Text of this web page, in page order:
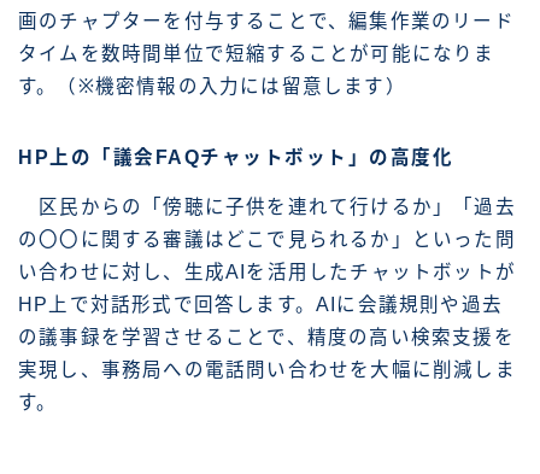
画のチャプターを付与することで、編集作業のリード
タイムを数時間単位で短縮することが可能になりま
す。（※機密情報の入力には留意します）
HP上の「議会FAQチャットボット」の高度化
区民からの「傍聴に子供を連れて行けるか」「過去
の〇〇に関する審議はどこで見られるか」といった問
い合わせに対し、生成AIを活用したチャットボットが
HP上で対話形式で回答します。AIに会議規則や過去
の議事録を学習させることで、精度の高い検索支援を
実現し、事務局への電話問い合わせを大幅に削減しま
す。